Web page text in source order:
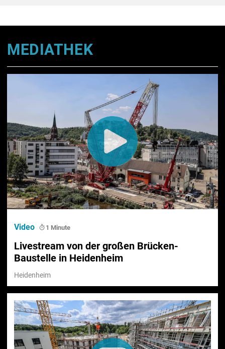
MEDIATHEK
Livestream von der großen Brücken-
Baustelle in Heidenheim
Heidenheim
Video 1 Minute